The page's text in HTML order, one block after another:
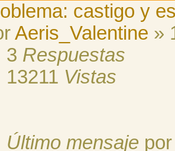
castigo y
Aeris_Valentine »
3 Respuestas
13211 Vistas
Último mensaje